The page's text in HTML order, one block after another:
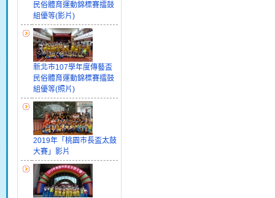
民俗體育運動錦標賽擂鼓
組優等(影片)
新北市107學年度傳藝盃
民俗體育運動錦標賽擂鼓
組優等(照片)
2019年「桃園市長盃太鼓
大賽」影片